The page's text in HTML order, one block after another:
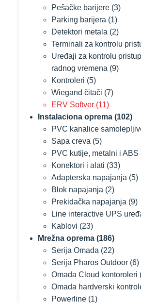
Pešačke barijere (3)
Parking barijera (1)
Detektori metala (2)
Terminali za kontrolu
Uređaji za kontrolu
radnog vremena (9)
Kontroleri (5)
Wiegand čitači (7)
ERV Softver (11)
Instalaciona oprema (102)
PVC kanalice
Sapa creva (5)
PVC kutije, metalni i ABS
Konektori i alati (33)
Adapterska napajanja (5)
Blok napajanja (2)
Prekidačka napajanja (9)
Line interactive UPS
Kablovi (23)
Mrežna oprema (186)
Serija Omada (22)
Serija Pharos Outdoor (6)
Omada Cloud kontoroleri
Omada hardverski
Powerline (1)